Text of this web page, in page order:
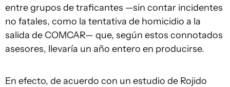
entre grupos de traficantes —sin contar incidentes
no fatales, como la tentativa de homicidio a la
salida de COMCAR— que, según estos connotados
asesores, llevaría un año entero en producirse.
En efecto, de acuerdo con un estudio de Rojido